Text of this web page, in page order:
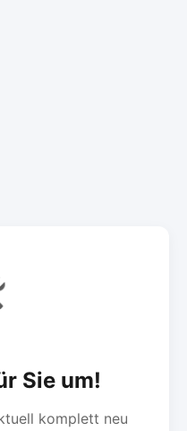
Sie um!
komplett neu